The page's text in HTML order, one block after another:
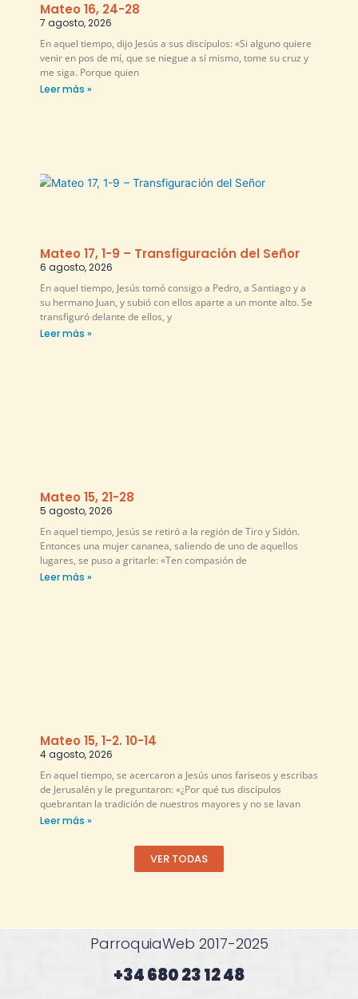
Mateo 16, 24-28
7 agosto, 2026
En aquel tiempo, dijo Jesús a sus discípulos: «Si alguno quiere
venir en pos de mí, que se niegue a sí mismo, tome su cruz y
me siga. Porque quien
Leer más »
Mateo 17, 1-9 – Transfiguración del Señor
6 agosto, 2026
En aquel tiempo, Jesús tomó consigo a Pedro, a Santiago y a
su hermano Juan, y subió con ellos aparte a un monte alto. Se
transfiguró delante de ellos, y
Leer más »
Mateo 15, 21-28
5 agosto, 2026
En aquel tiempo, Jesús se retiró a la región de Tiro y Sidón.
Entonces una mujer cananea, saliendo de uno de aquellos
lugares, se puso a gritarle: «Ten compasión de
Leer más »
Mateo 15, 1-2. 10-14
4 agosto, 2026
En aquel tiempo, se acercaron a Jesús unos fariseos y escribas
de Jerusalén y le preguntaron: «¿Por qué tus discípulos
quebrantan la tradición de nuestros mayores y no se lavan
Leer más »
VER TODAS
ParroquiaWeb 2017-2025
+34 680 23 12 48​